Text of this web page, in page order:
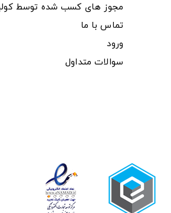
مجوز های کسب شده توسط
تماس با ما
ورود
سوالات متداول